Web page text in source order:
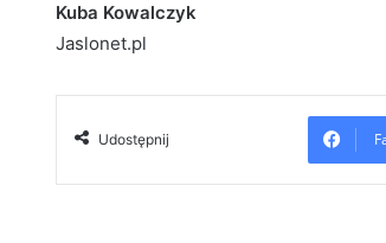
Kuba Kowalczyk
Jaslonet.pl
Udostępnij